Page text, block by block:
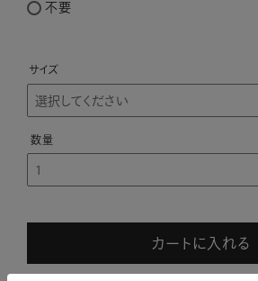
不要
サイズ
カートに入れる